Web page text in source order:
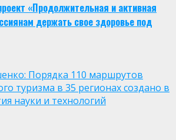
«Продолжительная и активная
держать свое здоровье под
Порядка 110 маршрутов
туризма в 35 регионах создано в
науки и технологий